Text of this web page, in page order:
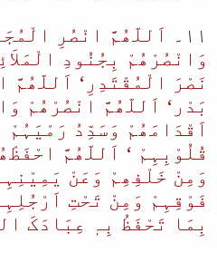
۱۱۔
اَللّھُمَّ انْصُرِ
وَانْصُرْھُمْ بِجُنُودِ
نَصْرَ الْمُقْتَدِرِ‘ اَللّھُمَّ
بَدْر‘ اَللّھُمَّ انْصُرْھُمْ
اَقْدَامَھُمْ وَسَدِّدُ
قُلُوْبِہِمْ ‘ اَللّھُمَّ
وَمِنْ خَلْفِھِمْ وَعَنْ
فَوْقِہِمْ وَمِنْ تَحْتِ
بِمَا تَحْفَظُ بِہٖ عِبَادَکَ